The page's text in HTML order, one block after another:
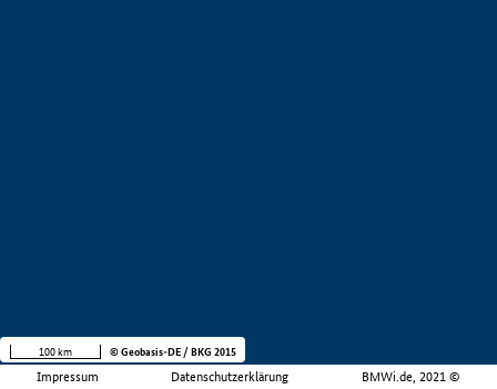
Impressum Datenschutzerklärung BMWi.de, 2021 ©
100 km © Geobasis-DE / BKG 2015